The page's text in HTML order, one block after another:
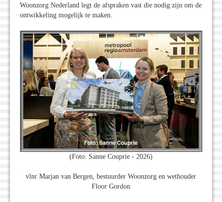
Woonzorg Nederland legt de afspraken vast die nodig zijn om de
ontwikkeling mogelijk te maken.
(Foto: Sanne Couprie - 2026)
vlnr Marjan van Bergen, bestuurder Woonzorg en wethouder
Floor Gordon